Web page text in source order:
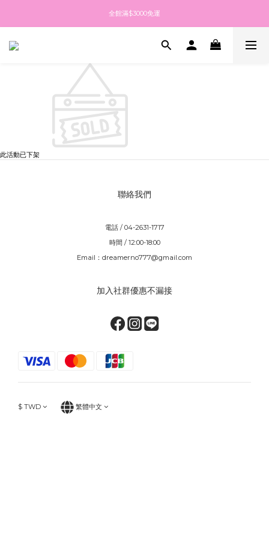
全館滿$3000免運
全館滿$3000免運
點擊加入LINE社群 最新消息都在這
點擊註冊送$100紅利金 填生日再送生日禮金
全館滿$3000免運
此活動已下架
聯絡我們
電話 / 04-2631-1717
時間 / 12:00-18:00
Email：dreamerno777@gmail.com
加入社群優惠不漏接
$ TWD 繁體中文